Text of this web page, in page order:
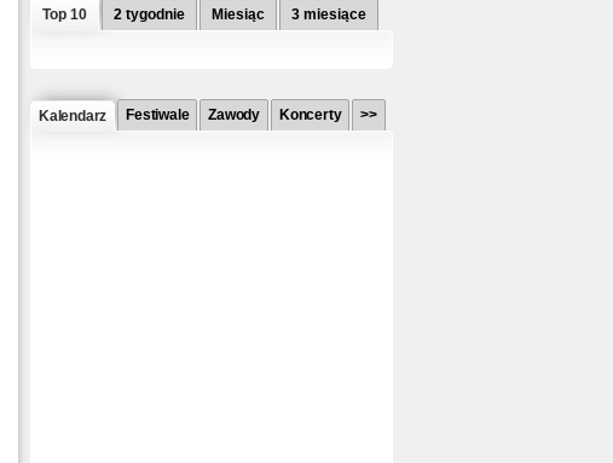
Top 10 2 tygodnie Miesiąc 3 miesiące
Kalendarz Festiwale Zawody Koncerty >>